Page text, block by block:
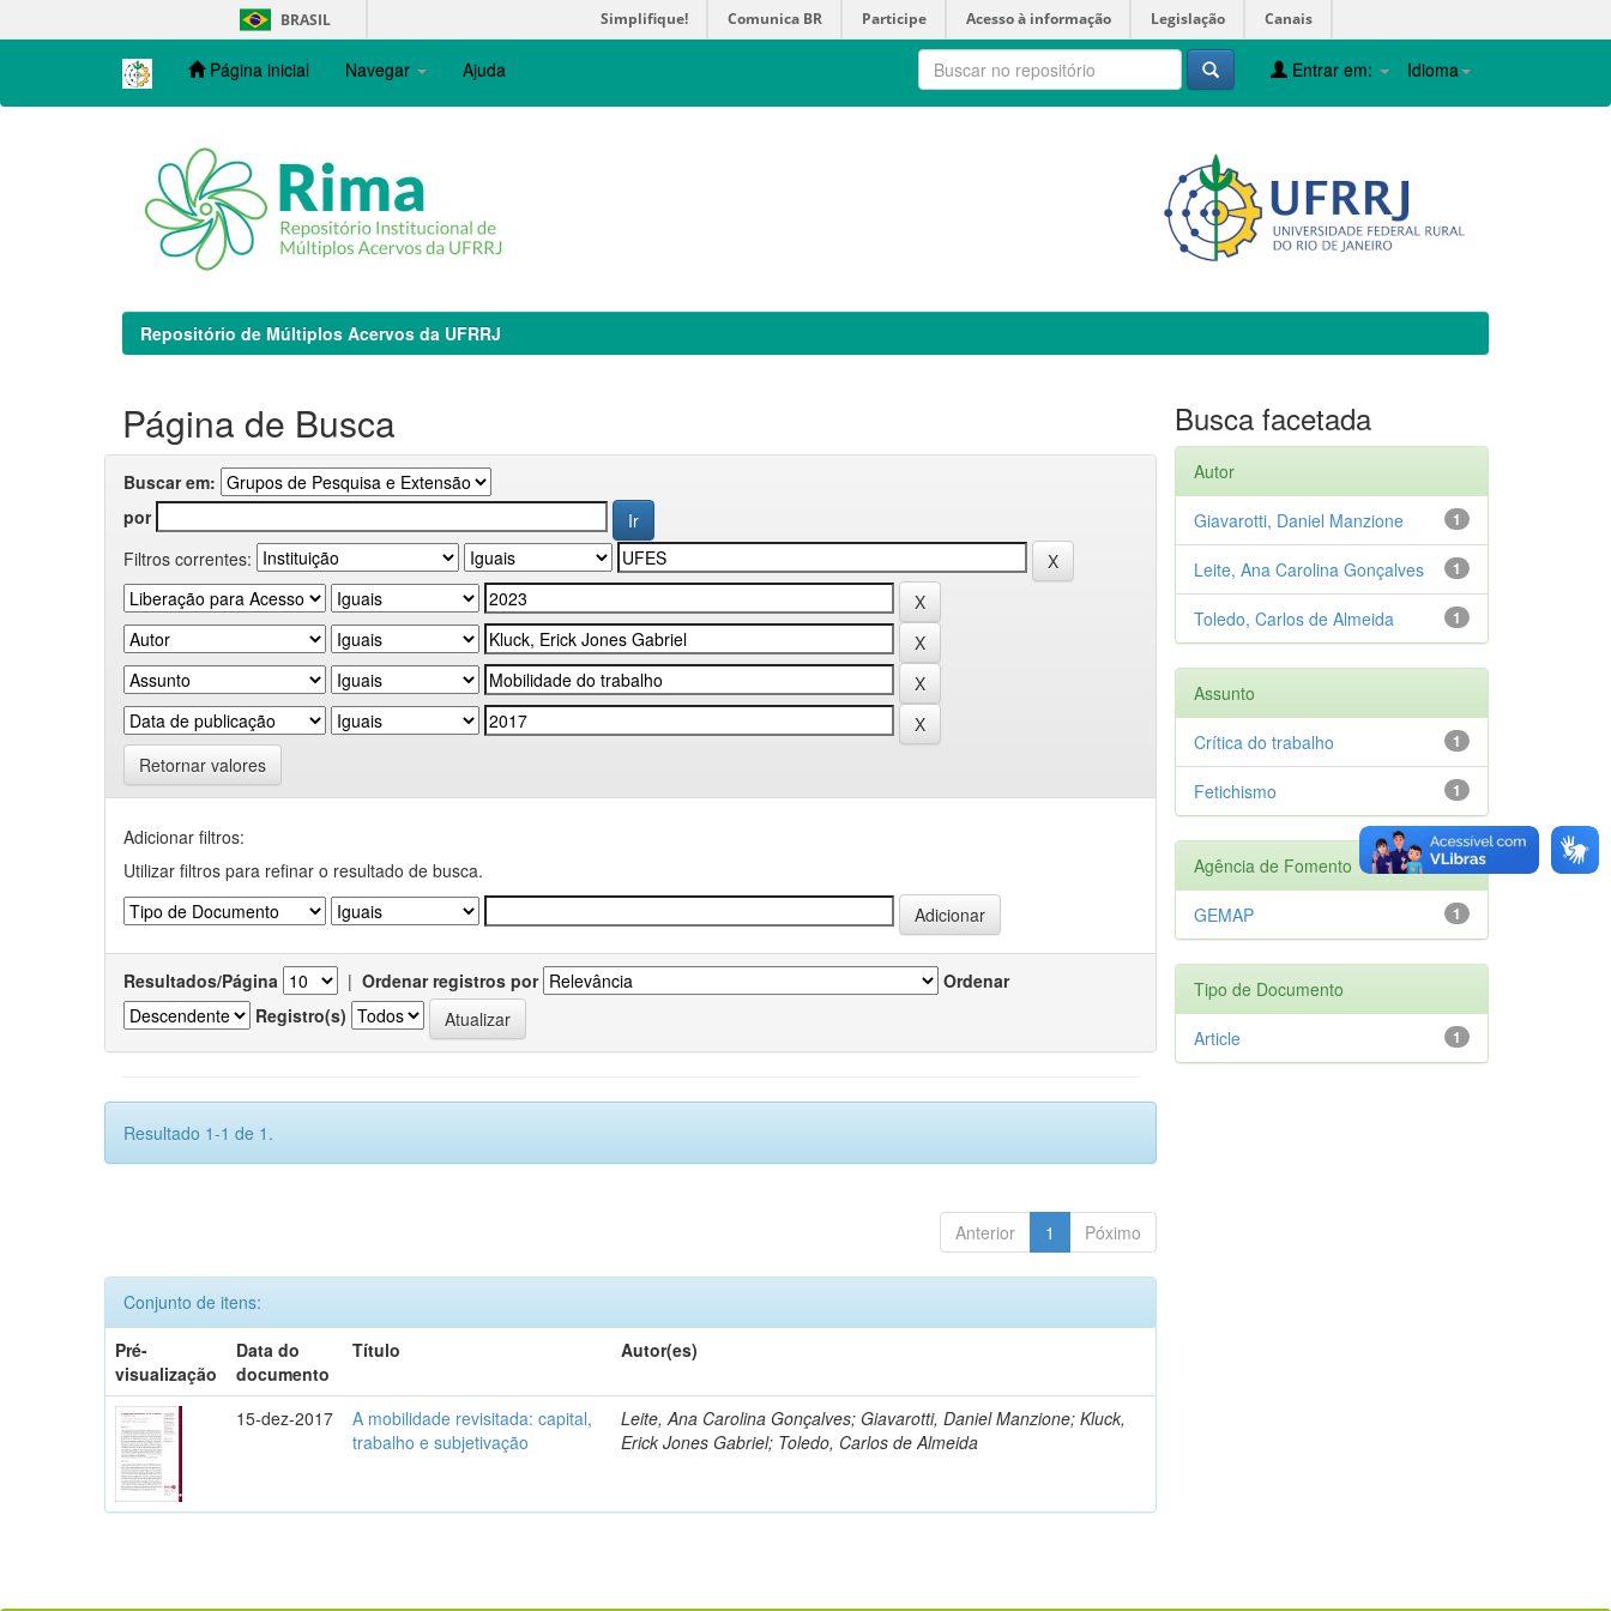
navigation
BRASIL Simplifique! Comunica BR Participe Acesso à informação Legislação Canais
Página inicial Navegar Ajuda Idioma
Entrar em:
Repositório de Múltiplos Acervos da UFRRJ
Página de Busca
Buscar em:
por
Filtros correntes:
Retornar valores
Adicionar filtros:
Utilizar filtros para refinar o resultado de busca.
Resultados/Página | Ordenar registros por
Ordenar
Registro(s)
Resultado 1-1 de 1.
Anterior 1 Póximo
Conjunto de itens:
Pré-
visualização
Data do
documento
Título Autor(es)
15-dez-2017
A mobilidade revisitada: capital,
trabalho e subjetivação
Leite, Ana Carolina Gonçalves; Giavarotti, Daniel Manzione; Kluck,
Erick Jones Gabriel; Toledo, Carlos de Almeida
Busca facetada
Autor
1
Giavarotti, Daniel Manzione
1
Leite, Ana Carolina Gonçalves
1
Toledo, Carlos de Almeida
Assunto
1
Crítica do trabalho
1
Fetichismo
Agência de Fomento
1
GEMAP
Tipo de Documento
1
Article